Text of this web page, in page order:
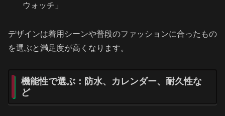
ウォッチ」
デザインは着用シーンや普段のファッションに合ったもの
を選ぶと満足度が高くなります。
機能性で選ぶ：防水、カレンダー、耐久性な
ど